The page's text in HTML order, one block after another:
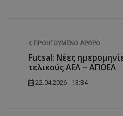
ΠΡΟΗΓΟΎΜΕΝΟ ΆΡΘΡΟ
Futsal: Nέες
τελικούς ΑΕΛ – ΑΠΟΕΛ
22.04.2026 - 13:34